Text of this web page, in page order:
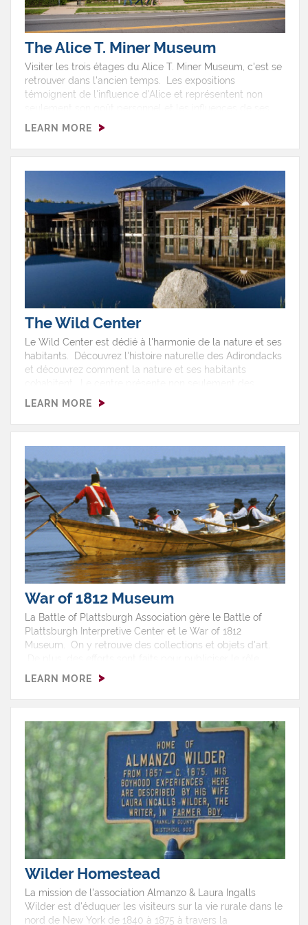
The Alice T. Miner Museum
Visiter les trois étages du Alice T. Miner Museum, c'est se
retrouver dans l'ancien temps. Les expositions
témoignent de l'influence d'Alice et représentent non
nombreux amis de Chicago, mais aussi du mouvement
une cuisine avec foyer et poêle, un petit lit de bébé, des
siècle. Ces objets témoignent comment la famille était
au centre de la vie. On y retrouve aussi des lettres
écrites par plusieurs présidents américains, des
meubles, poupées et vaisselle variant du 17e au 19e
siècle et collectionnés par Alice T. Miner.
LEARN MORE
The Wild Center
Le Wild Center est dédié à l'harmonie de la nature et ses
habitants. Découvrez l'histoire naturelle des Adirondacks
et découvrez comment la nature et ses habitants
collections, mais aussi un environnement où il fait bon y
sont crées afin de comprendre la relation humaine avec
LEARN MORE
War of 1812 Museum
La Battle of Plattsburgh Association gère le Battle of
Plattsburgh Interpretive Center et le War of 1812
Museum. On y retrouve des collections et objets d'art.
important que la bataille de Plattsburgh a joué dans la
Barracks Walking Tour?
LEARN MORE
Wilder Homestead
La mission de l'association Almanzo & Laura Ingalls
Wilder est d'éduquer les visiteurs sur la vie rurale dans le
nord de New York de 1840 à 1875 à travers la